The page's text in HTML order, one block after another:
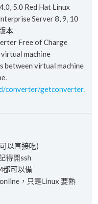
5.0 Red Hat Linux
Server 8, 9, 10
本
Free of Charge
machine
between virtual machine
converter/getconverter.
以直接吃)
得開ssh
都可以備
，只是Linux 要熟